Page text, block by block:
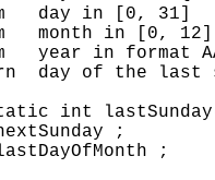
day in [0, 31]
month in [0, 12]
year in format
day of the last
int lastSunday
;
lastDayOfMonth ;